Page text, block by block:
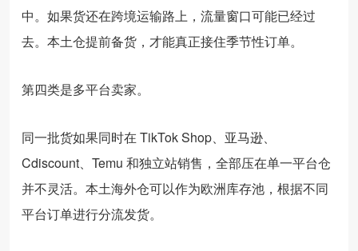
中。如果货还在跨境运输路上，流量窗口可能已经过
去。本土仓提前备货，才能真正接住季节性订单。
第四类是多平台卖家。
同一批货如果同时在 TikTok Shop、亚马逊、
Cdiscount、Temu 和独立站销售，全部压在单一平台仓
并不灵活。本土海外仓可以作为欧洲库存池，根据不同
平台订单进行分流发货。